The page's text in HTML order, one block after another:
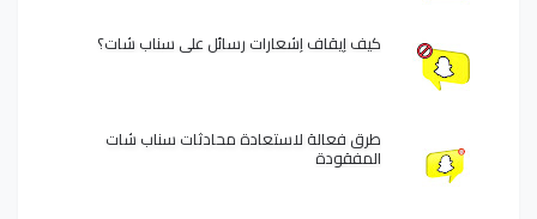
كيف إيقاف إشعارات رسائل على سناب شات؟
طرق فعالة لاستعادة محادثات سناب شات
المفقودة